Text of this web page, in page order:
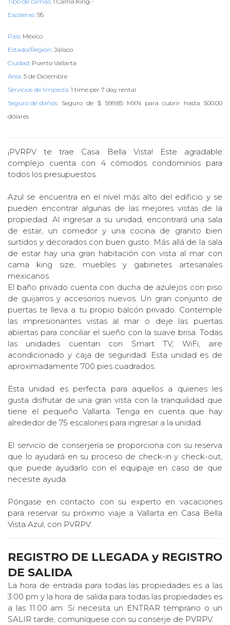
Escaleras: 95
País: México
Estado/Región: Jalisco
Ciudad: Puerto Vallarta
Área: 5 de Diciembre
Servicios de limpieza: 1 time per 7 day rental
Seguro de daños: Seguro de $ 599.85 MXN para cubrir hasta 500.00
dólares
¡PVRPV te trae Casa Bella Vista! Este agradable
complejo cuenta con 4 cómodos condominios para
todos los presupuestos.
Azul se encuentra en el nivel más alto del edificio y se
pueden encontrar algunas de las mejores vistas de la
propiedad. Al ingresar a su unidad, encontrará una sala
de estar, un comedor y una cocina de granito bien
surtidos y decorados con buen gusto. Más allá de la sala
de estar hay una gran habitación con vista al mar con
cama king size, muebles y gabinetes artesanales
mexicanos.
El baño privado cuenta con ducha de azulejos con piso
de guijarros y accesorios nuevos. Un gran conjunto de
puertas te lleva a tu propio balcón privado. Contemple
las impresionantes vistas al mar o deje las puertas
abiertas para conciliar el sueño con la suave brisa. Todas
las unidades cuentan con Smart TV, WiFi, aire
acondicionado y caja de seguridad. Esta unidad es de
aproximadamente 700 pies cuadrados.
Esta unidad es perfecta para aquellos a quienes les
gusta disfrutar de una gran vista con la tranquilidad que
tiene el pequeño Vallarta. Tenga en cuenta que hay
alrededor de 75 escalones para ingresar a la unidad.
El servicio de conserjería se proporciona con su reserva
que lo ayudará en su proceso de check-in y check-out,
que puede ayudarlo con el equipaje en caso de que
necesite ayuda.
Póngase en contacto con su experto en vacaciones
para reservar su próximo viaje a Vallarta en Casa Bella
Vista Azul, con PVRPV.
REGISTRO DE LLEGADA y REGISTRO
DE SALIDA
La hora de entrada para todas las propiedades es a las
3:00 pm y la hora de salida para todas las propiedades es
a las 11:00 am. Si necesita un ENTRAR temprano o un
SALIR tarde, comuníquese con su conserje de PVRPV.